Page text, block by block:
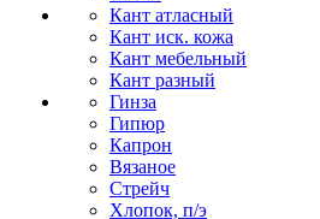
Кант атласный
Кант иск. кожа
Кант мебельный
Кант разный
Гинза
Гипюр
Капрон
Вязаное
Стрейч
Хлопок, п/э